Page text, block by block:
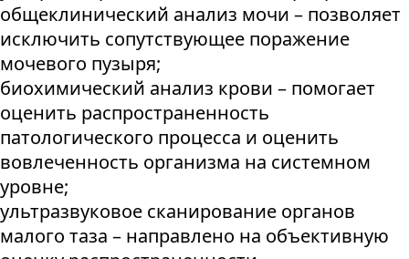
общеклинический анализ мочи – позволяет
исключить сопутствующее поражение
мочевого пузыря;
биохимический анализ крови – помогает
оценить распространенность
патологического процесса и оценить
вовлеченность организма на системном
уровне;
ультразвуковое сканирование органов
малого таза – направлено на объективную